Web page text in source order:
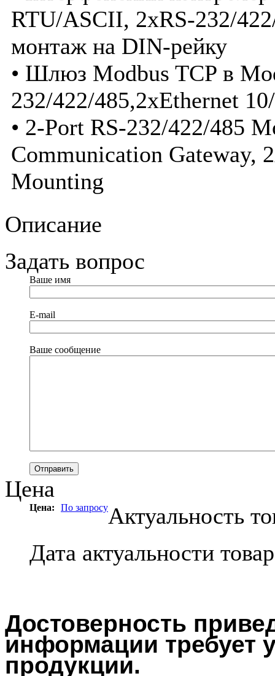
RTU/ASCII, 2xRS-232/
монтаж на DIN-рейку
• Шлюз Modbus TCP в
232/422/485,2xEthernet
• 2-Port RS-232/422/485
Communication Gateway,
Mounting
Описание
Задать вопрос
Ваше имя
E-mail
Ваше сообщение
Цена
Цена: По запросуАктуальность
Дата актуальности
Достоверность
информации требует
продукции.